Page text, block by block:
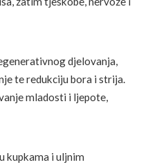
djelovanja,
te redukciju bora i strija.
mladosti i ljepote,
kupkama i uljnim